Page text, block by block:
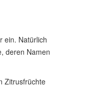
ein. Natürlich
deren Namen
Zitrusfrüchte